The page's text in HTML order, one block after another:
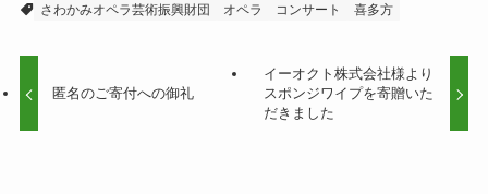
さわかみオペラ芸術振興財団
オペラ コンサート 喜多方
匿名のご寄付への御礼
イーオクト株式会社様より
スポンジワイプを寄贈いた
だきました